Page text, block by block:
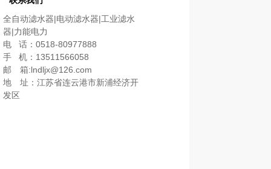
全自动滤水器|电动滤水器|工业滤水
器|力能电力
电 话：0518-80977888
手 机：13511566058
邮 箱:lndljx@126.com
地 址：江苏省连云港市新浦经济开
发区